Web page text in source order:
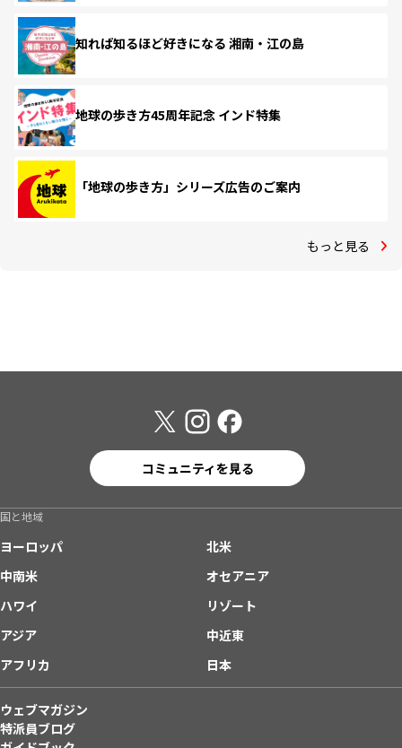
知れば知るほど好きになる 湘南・江の島
地球の歩き方45周年記念 インド特集
「地球の歩き方」シリーズ広告のご案内
もっと見る
コミュニティを見る
国と地域
ヨーロッパ
北米
中南米
オセアニア
ハワイ
リゾート
アジア
中近東
アフリカ
日本
ウェブマガジン
特派員ブログ